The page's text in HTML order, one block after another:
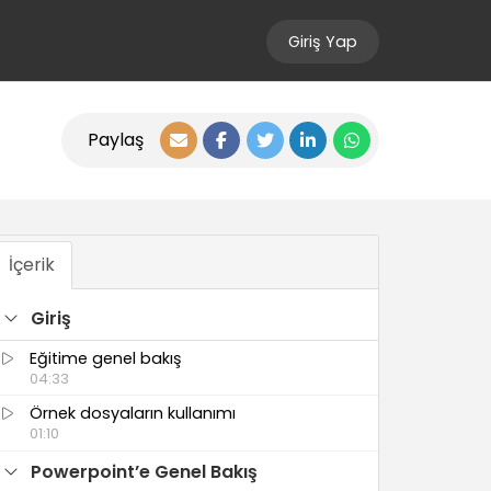
Giriş Yap
Paylaş
İçerik
Giriş
Eğitime genel bakış
04:33
Örnek dosyaların kullanımı
01:10
Powerpoint’e Genel Bakış